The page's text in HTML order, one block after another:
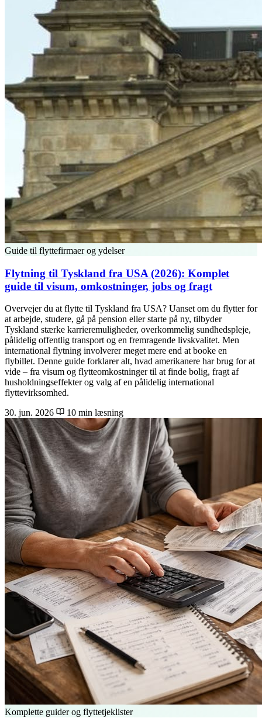
Guide til flyttefirmaer og ydelser
Flytning til Tyskland fra USA (2026): Komplet
guide til visum, omkostninger, jobs og fragt
Overvejer du at flytte til Tyskland fra USA? Uanset om du flytter for
at arbejde, studere, gå på pension eller starte på ny, tilbyder
Tyskland stærke karrieremuligheder, overkommelig sundhedspleje,
pålidelig offentlig transport og en fremragende livskvalitet. Men
international flytning involverer meget mere end at booke en
flybillet. Denne guide forklarer alt, hvad amerikanere har brug for at
vide – fra visum og flytteomkostninger til at finde bolig, fragt af
husholdningseffekter og valg af en pålidelig international
flyttevirksomhed.
30. jun. 2026
10 min læsning
Komplette guider og flyttetjeklister